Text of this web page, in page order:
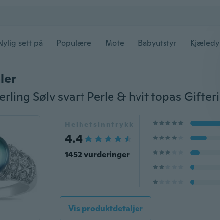
sett på Populære Mote Babyutstyr
Helhetsinntrykk
4.4
1452 vurderinger
Vis produktdetaljer